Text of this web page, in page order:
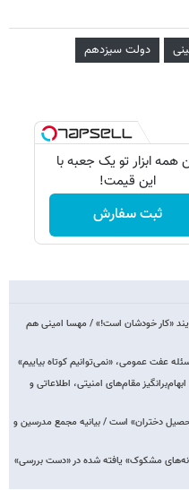
دولت سیزدهم
همه ابزار تو یک جعبه با
این قیمت!
ثبت سفارش
«کار خودشان است!» / مهسا امینی هم
عفت عمومی، «نمی‌توانیم کوتاه بیاییم»
مقام‌های امنیتی، اطلاعاتی و
دختران» است / بیانیه مجمع مدرسین و
مشکوک» یافته شده در «دست بررسی»